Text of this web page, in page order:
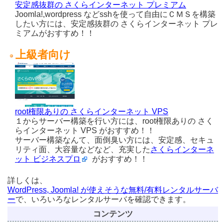
安定感抜群の さくらインターネット プレミアム
Joomla!,wordpress などsshを使って自由にＣＭＳを構築
したい方には、安定感抜群の さくらインターネット プレ
ミアムがおすすめ！！
上級者向け
root権限ありの さくらインターネット VPS
１からサーバー構築を行い方には、root権限ありの さく
らインターネット VPS がおすすめ！！
サーバー構築なんて、面倒臭い方には、安定感、セキュ
リティ面、大容量などなど、充実した さくらインターネ
ット ビジネスプロ
がおすすめ！！
詳しくは、
WordPress, Joomla! が使えそうな無料/有料レンタルサーバ
ーで、いろいろなレンタルサーバを確認できます。
コンテンツ